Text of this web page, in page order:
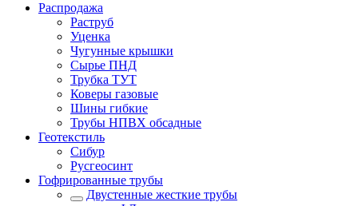
Распродажа
Раструб
Уценка
Чугунные крышки
Сырье ПНД
Трубка ТУТ
Коверы газовые
Шины гибкие
Трубы НПВХ обсадные
Геотекстиль
Сибур
Русгеосинт
Гофрированные трубы
Двустенные жесткие трубы